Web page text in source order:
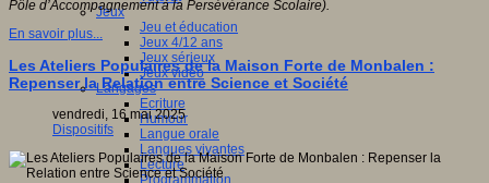
Jeux
Jeu et éducation
Jeux 4/12 ans
Jeux sérieux
Jeux vidéo
Langages
Ecriture
Humour
Langue orale
Langues vivantes
Lecture
Programmation
Pôle d’Accompagnement à la Persévérance Scolaire).
En savoir plus...
Les Ateliers Populaires de la Maison Forte de Monbalen :
Repenser la Relation entre Science et Société
vendredi, 16 mai 2025
Dispositifs